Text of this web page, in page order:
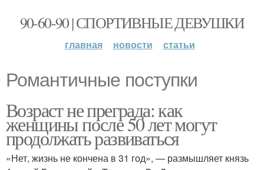
90-60-90 | СПОРТИВНЫЕ ДЕВУШКИ
главная новости статьи
Романтичные поступки
Возраст не преграда: как
женщины после 50 лет могут
продолжать развиваться
«Нет, жизнь не кончена в 31 год», — размышляет князь